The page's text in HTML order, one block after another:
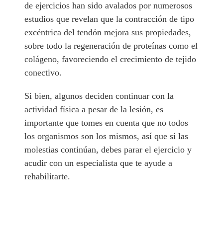
de ejercicios han sido avalados por numerosos
estudios que revelan que la contracción de tipo
excéntrica del tendón mejora sus propiedades,
sobre todo la regeneración de proteínas como el
colágeno, favoreciendo el crecimiento de tejido
conectivo.
Si bien, algunos deciden continuar con la
actividad física a pesar de la lesión, es
importante que tomes en cuenta que no todos
los organismos son los mismos, así que si las
molestias continúan, debes parar el ejercicio y
acudir con un especialista que te ayude a
rehabilitarte.